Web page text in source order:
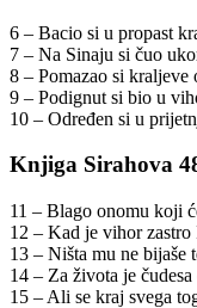
6 – Bacio si u propast
7 – Na Sinaju si čuo
8 – Pomazao si kraljeve
9 – Podignut si bio u
10 – Određen si u
Knjiga Sirahova
11 – Blago onomu koji
12 – Kad je vihor
13 – Ništa mu ne bijaše
14 – Za života je
15 – Ali se kraj svega